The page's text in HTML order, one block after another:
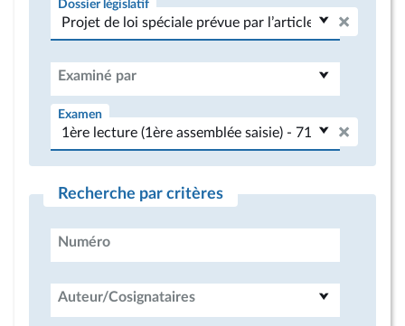
Dossier législatif
Examiné par
Examen
Recherche par critères
Numéro
Auteur/Cosignataires